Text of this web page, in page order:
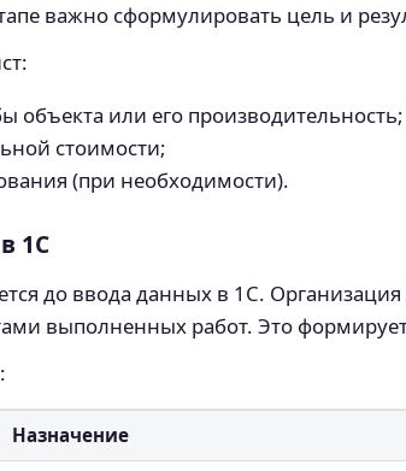
важно сформулировать цель и
объекта или его производительность;
стоимости;
(при необходимости).
1С
до ввода данных в 1С. Организация
выполненных работ. Это формирует
Назначение